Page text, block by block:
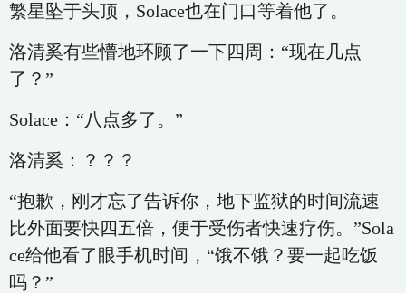
繁星坠于头顶，Solace也在门口等着他了。
洛清奚有些懵地环顾了一下四周：“现在几点
了？”
Solace：“八点多了。”
洛清奚：？？？
“抱歉，刚才忘了告诉你，地下监狱的时间流速
比外面要快四五倍，便于受伤者快速疗伤。”Sola
ce给他看了眼手机时间，“饿不饿？要一起吃饭
吗？”